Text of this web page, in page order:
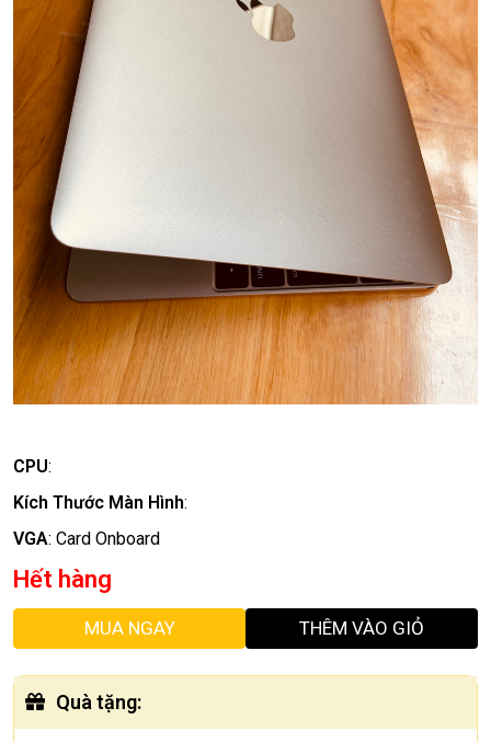
CPU:
Kích Thước Màn Hình:
VGA: Card Onboard
Hết hàng
MUA NGAY THÊM VÀO GIỎ
Quà tặng: